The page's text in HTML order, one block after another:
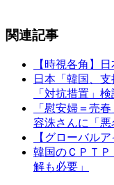
関連記事
【時視各角】
日本「韓国、
「対抗措置」検
「慰安婦＝売
容洙さんに「悪
【グローバル
韓国のＣＰＴ
解も必要」